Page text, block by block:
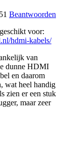
Beantwoorden
voor:
hdmi-kabels/
van
dunne HDMI
en daarom
wat heel handig
zien er een stuk
maar zeer